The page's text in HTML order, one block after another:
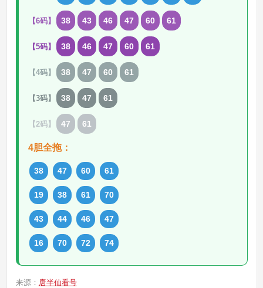
【6码】 38 43 46 47 60 61
【5码】 38 46 47 60 61
【4码】 38 47 60 61
【3码】 38 47 61
【2码】 47 61
4胆全拖：
38 47 60 61
19 38 61 70
43 44 46 47
16 70 72 74
来源： 唐半仙看号